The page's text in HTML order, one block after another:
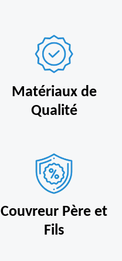
Matériaux de
Qualité
Couvreur Père et
Fils